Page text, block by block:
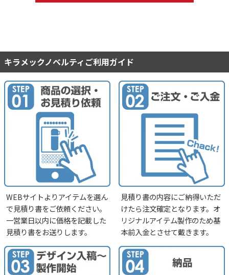
キラメックノベルティご利用ガイド
WEBサイトよりアイテムを選ん
で見積り書をご依頼ください。
一営業日以内に価格を記載した
見積り書をお送りします。
見積り書の内容にご納得いただ
けたら注文確定となります。オ
リジナルアイテム製作のため基
本前入金とさせて戴きます。